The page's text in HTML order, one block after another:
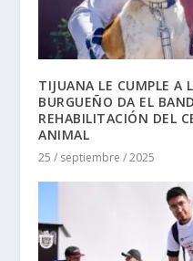
TIJUANA LE CUMPLE A
BURGUEÑO DA EL
REHABILITACIÓN DEL
ANIMAL
25 / septiembre / 2025